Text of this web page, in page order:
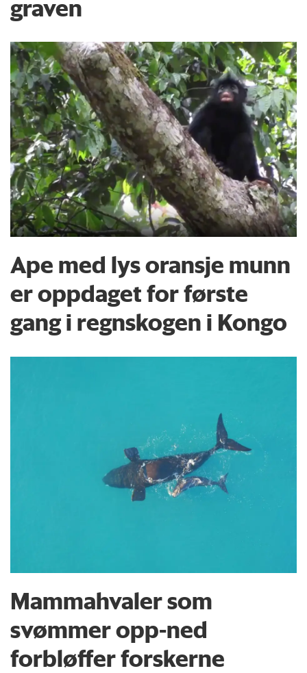
graven
Ape med lys oransje munn
er oppdaget for første
gang i regnskogen i Kongo
Mammahvaler som
svømmer opp-ned
forbløffer forskerne